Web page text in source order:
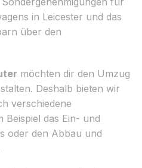
in Leicester und das
über den
möchten dir den Umzug
Deshalb bieten wir
verschiedene
Beispiel das Ein- und
oder den Abbau und